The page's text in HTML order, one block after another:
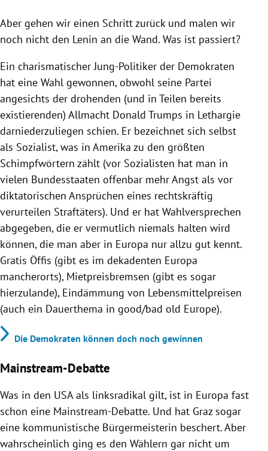
Aber gehen wir einen Schritt zurück und malen wir
noch nicht den Lenin an die Wand. Was ist passiert?
Ein charismatischer Jung-Politiker der Demokraten
hat eine Wahl gewonnen, obwohl seine Partei
angesichts der drohenden (und in Teilen bereits
existierenden) Allmacht Donald Trumps in Lethargie
darniederzuliegen schien. Er bezeichnet sich selbst
als Sozialist, was in Amerika zu den größten
Schimpfwörtern zählt (vor Sozialisten hat man in
vielen Bundesstaaten offenbar mehr Angst als vor
diktatorischen Ansprüchen eines rechtskräftig
verurteilen Straftäters). Und er hat Wahlversprechen
abgegeben, die er vermutlich niemals halten wird
können, die man aber in Europa nur allzu gut kennt.
Gratis Öffis (gibt es im dekadenten Europa
mancherorts), Mietpreisbremsen (gibt es sogar
hierzulande), Eindämmung von Lebensmittelpreisen
(auch ein Dauerthema in good/bad old Europe).
Die Demokraten können doch noch gewinnen
Mainstream-Debatte
Was in den USA als linksradikal gilt, ist in Europa fast
schon eine Mainstream-Debatte. Und hat Graz sogar
eine kommunistische Bürgermeisterin beschert. Aber
wahrscheinlich ging es den Wählern gar nicht um